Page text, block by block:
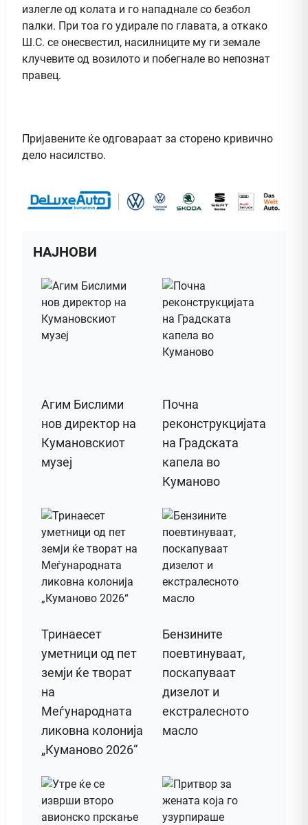
излегле од колата и го нападнале со безбол
палки. При тоа го удирале по главата, а откако
Ш.С. се онесвестил, насилниците му ги земале
клучевите од возилото и побегнале во непознат
правец.
Пријавените ќе одговараат за сторено кривично
дело насилство.
НАЈНОВИ
Агим Бислими
нов директор на
Кумановскиот
музеј
Почна
реконструкцијата
на Градската
капела во
Куманово
Тринаесет
уметници од пет
земји ќе творат
на
Меѓународната
ликовна колонија
„Куманово 2026“
Бензините
поевтинуваат,
поскапуваат
дизелот и
екстралесното
масло